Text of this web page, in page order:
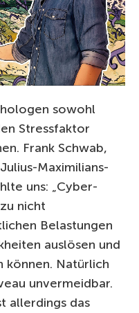
sowohl
Stressfaktor
Frank Schwab,
Maximilians-
uns: „Cyber-
nicht
Belastungen
auslösen und
können. Natürlich
unvermeidbar.
allerdings das